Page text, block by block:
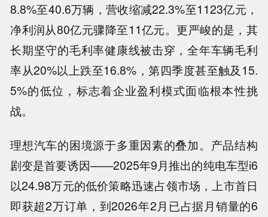
8.8%至40.6万辆，营收缩减22.3%至1123亿元，
净利润从80亿元骤降至11亿元。更严峻的是，其
长期坚守的毛利率健康线被击穿，全年车辆毛利
率从20%以上跌至16.8%，第四季度甚至触及15.
5%的低位，标志着企业盈利模式面临根本性挑
战。
理想汽车的困境源于多重因素的叠加。产品结构
剧变是首要诱因——2025年9月推出的纯电车型i6
以24.98万元的低价策略迅速占领市场，上市首日
即获超2万订单，到2026年2月已占据月销量的6